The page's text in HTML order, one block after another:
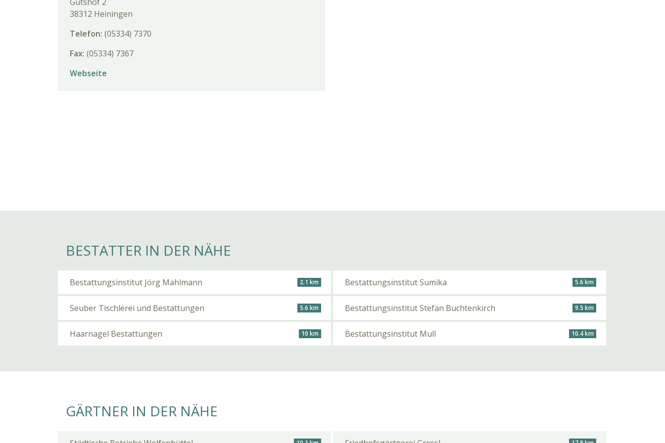
38312 Heiningen
Telefon: (05334) 7370
Fax: (05334) 7367
Webseite
BESTATTER IN DER NÄHE
Bestattungsinstitut Jörg Mahlmann 2.1 km Bestattungsinstitut Sumika 5.6 km
Seuber Tischlerei und Bestattungen 5.6 km Bestattungsinstitut Stefan Buchtenkirch 9.5 km
Haarnagel Bestattungen 10 km Bestattungsinstitut Mull 10.4 km
GÄRTNER IN DER NÄHE